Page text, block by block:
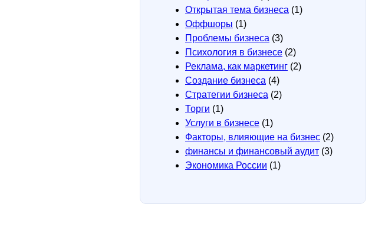
Открытая тема бизнеса (1)
Оффшоры (1)
Проблемы бизнеса (3)
Психология в бизнесе (2)
Реклама, как маркетинг (2)
Создание бизнеса (4)
Стратегии бизнеса (2)
Торги (1)
Услуги в бизнесе (1)
Факторы, влияющие на бизнес (2)
финансы и финансовый аудит (3)
Экономика России (1)